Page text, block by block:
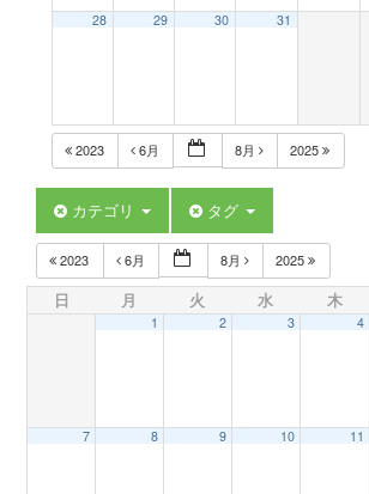
28 29 30 31
2023 6月 8月 2025
カテゴリ タグ
2023 6月 8月 2025
日 月 火 水 木
1 2 3 4
7 8 9 10 11